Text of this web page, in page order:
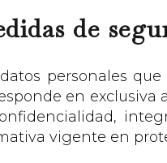
de
personales
en exclusiva
vigente en